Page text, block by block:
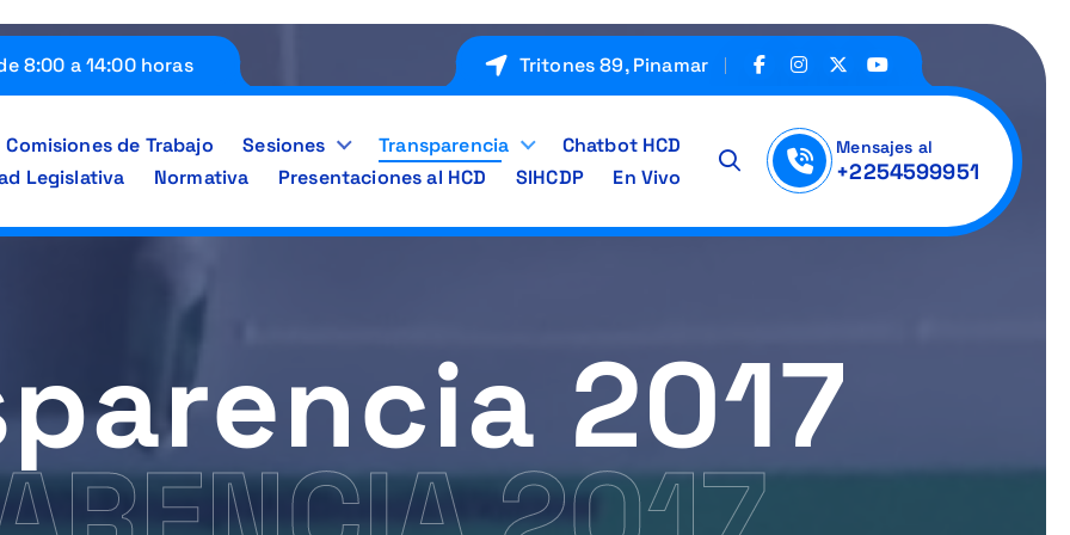
8:00 a 14:00 horas Tritones 89, Pinamar
Comisiones de Trabajo Sesiones Transparencia
Chatbot HCD
Legislativa
Normativa Presentaciones al HCD SIHCDP En Vivo
Mensajes al
+2254599951
2017